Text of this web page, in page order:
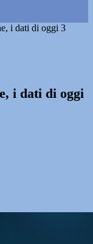
i dati di oggi 3
i dati di oggi